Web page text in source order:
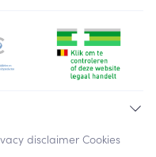
disclaimer Cookies